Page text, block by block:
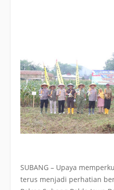
SUBANG – Upaya
terus menjadi perhatian